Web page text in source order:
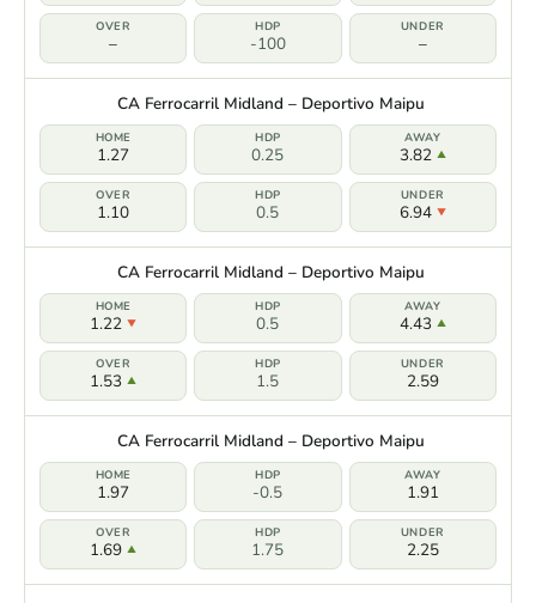
– -100 –
CA Ferrocarril Midland – Deportivo Maipu
1.27 0.25 3.82
1.10 0.5 6.94
CA Ferrocarril Midland – Deportivo Maipu
1.22 0.5 4.43
1.53 1.5 2.59
CA Ferrocarril Midland – Deportivo Maipu
1.97 -0.5 1.91
1.69 1.75 2.25